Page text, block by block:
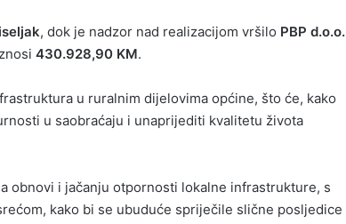
, dok je nadzor nad realizacijom vršilo PBP d.o.o.
430.928,90 KM.
u ruralnim dijelovima općine, što će, kako
u saobraćaju i unaprijediti kvalitetu života
obnovi i jačanju otpornosti lokalne infrastrukture, s
kako bi se ubuduće spriječile slične posljedice